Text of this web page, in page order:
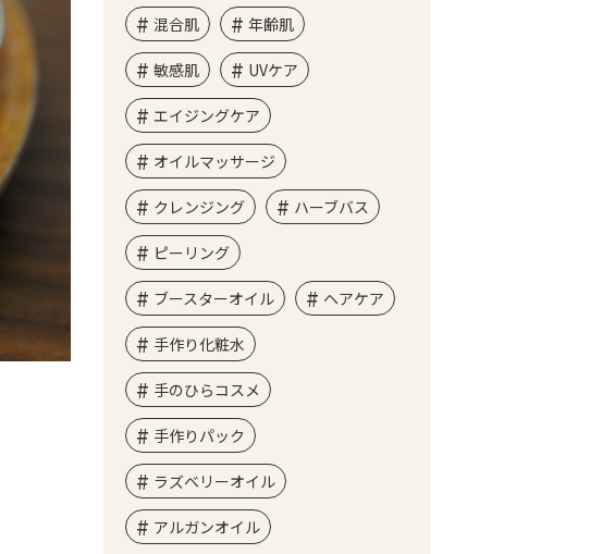
混合肌 年齢肌
敏感肌 UVケア
エイジングケア
オイルマッサージ
クレンジング ハーブバス
ピーリング
ブースターオイル ヘアケア
手作り化粧水
手のひらコスメ
手作りパック
ラズベリーオイル
アルガンオイル